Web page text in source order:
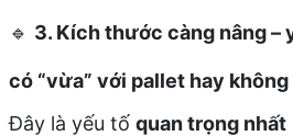
🔹 3. Kích thước càng nâng –
có “vừa” với pallet hay không
Đây là yếu tố quan trọng nhất